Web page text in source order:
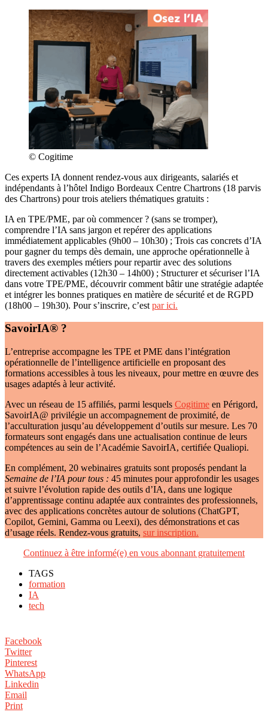
© Cogitime
Ces experts IA donnent rendez-vous aux dirigeants, salariés et
indépendants à l’hôtel Indigo Bordeaux Centre Chartrons (18 parvis
des Chartrons) pour trois ateliers thématiques gratuits :
IA en TPE/PME, par où commencer ? (sans se tromper),
comprendre l’IA sans jargon et repérer des applications
immédiatement applicables (9h00 – 10h30) ; Trois cas concrets d’IA
pour gagner du temps dès demain, une approche opérationnelle à
travers des exemples métiers pour repartir avec des solutions
directement activables (12h30 – 14h00) ; Structurer et sécuriser l’IA
dans votre TPE/PME, découvrir comment bâtir une stratégie adaptée
et intégrer les bonnes pratiques en matière de sécurité et de RGPD
(18h00 – 19h30). Pour s’inscrire, c’est par ici.
SavoirIA® ?
L’entreprise accompagne les TPE et PME dans l’intégration
opérationnelle de l’intelligence artificielle en proposant des
formations accessibles à tous les niveaux, pour mettre en œuvre des
usages adaptés à leur activité.
Avec un réseau de 15 affiliés, parmi lesquels Cogitime en Périgord,
SavoirIA@ privilégie un accompagnement de proximité, de
l’acculturation jusqu’au développement d’outils sur mesure. Les 70
formateurs sont engagés dans une actualisation continue de leurs
compétences au sein de l’Académie SavoirIA, certifiée Qualiopi.
En complément, 20 webinaires gratuits sont proposés pendant la
Semaine de l’IA pour tous : 45 minutes pour approfondir les usages
et suivre l’évolution rapide des outils d’IA, dans une logique
d’apprentissage continu adaptée aux contraintes des professionnels,
avec des applications concrètes autour de solutions (ChatGPT,
Copilot, Gemini, Gamma ou Leexi), des démonstrations et cas
d’usage réels. Rendez-vous gratuits, sur inscription.
Continuez à être informé(e) en vous abonnant gratuitement
TAGS
formation
IA
tech
Facebook
Twitter
Pinterest
WhatsApp
Linkedin
Email
Print